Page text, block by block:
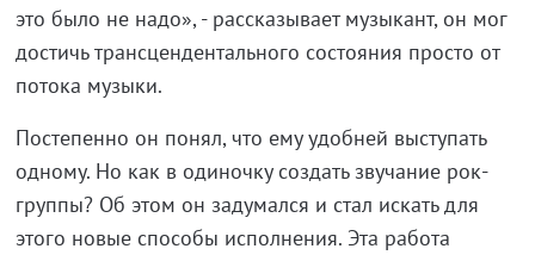
это было не надо», - рассказывает музыкант, он мог
достичь трансцендентального состояния просто от
потока музыки.
Постепенно он понял, что ему удобней выступать
одному. Но как в одиночку создать звучание рок-
группы? Об этом он задумался и стал искать для
этого новые способы исполнения. Эта работа